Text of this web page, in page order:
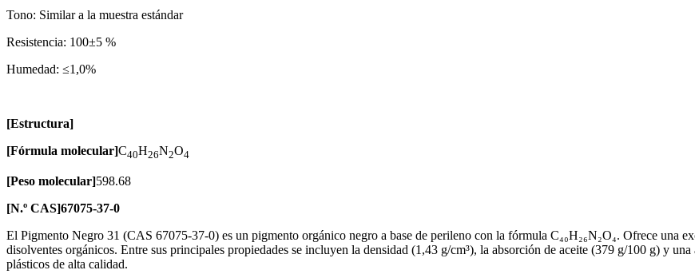
Tono: Similar a la muestra estándar
Resistencia: 100±5 %
Humedad: ≤1,0%
[Estructura]
[Fórmula molecular]C40H26N2O4
[Peso molecular]598.68
[N.º CAS]67075-37-0
El Pigmento Negro 31 (CAS 67075-37-0) es un pigmento orgánico negro a base de perileno con la fórmula C₄₀H₂₆N₂O₄. Ofrece una
disolventes orgánicos. Entre sus principales propiedades se incluyen la densidad (1,43 g/cm³), la absorción de aceite (379 g/100 g) y
plásticos de alta calidad.